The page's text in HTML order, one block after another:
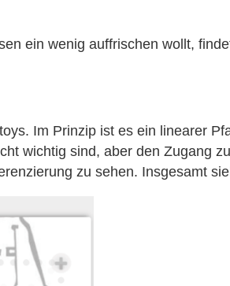
ein wenig auffrischen wollt,
Im Prinzip ist es ein linearer
wichtig sind, aber den Zugang
zu sehen. Insgesamt